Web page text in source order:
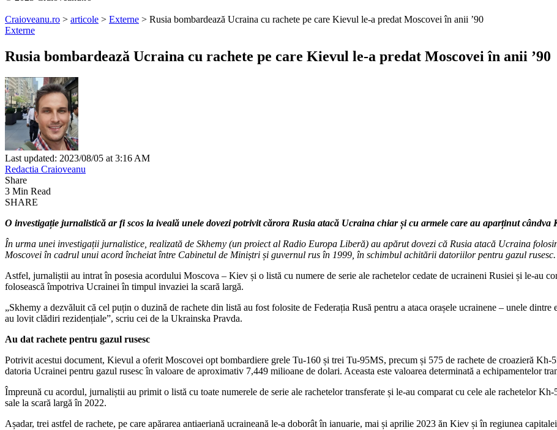
Craioveanu.ro > articole > Externe > Rusia bombardează Ucraina cu rachete pe care Kievul le-a predat Moscovei în anii ’90
Externe
Rusia bombardează Ucraina cu rachete pe care Kievul le-a predat Moscovei în anii ’90
Last updated: 2023/08/05 at 3:16 AM
Redactia Craioveanu
Share
3 Min Read
SHARE
O investigație jurnalistică ar fi scos la iveală unele dovezi potrivit cărora Rusia atacă Ucraina chiar și cu armele care au aparținut cândva
În urma unei investigații jurnalistice, realizată de Skhemy (un proiect al Radio Europa Liberă) au apărut dovezi că Rusia atacă Ucraina
Moscovei în cadrul unui acord încheiat între Cabinetul de Miniștri și guvernul rus în 1999, în schimbul achitării datoriilor pentru gazul rusesc.
Astfel, jurnaliștii au intrat în posesia acordului Moscova – Kiev și o listă cu numere de serie ale rachetelor cedate de ucraineni Rusiei și le-au
folosească împotriva Ucrainei în timpul invaziei la scară largă.
„Skhemy a dezvăluit că cel puțin o duzină de rachete din listă au fost folosite de Federația Rusă pentru a ataca orașele ucrainene – unele
au lovit clădiri rezidențiale”, scriu cei de la Ukrainska Pravda.
Au dat rachete pentru gazul rusesc
Potrivit acestui document, Kievul a oferit Moscovei opt bombardiere grele Tu-160 și trei Tu-95MS, precum și 575 de rachete de croazieră Kh-
datoria Ucrainei pentru gazul rusesc în valoare de aproximativ 7,449 milioane de dolari. Aceasta este valoarea determinată a echipamentelor
Împreună cu acordul, jurnaliștii au primit o listă cu toate numerele de serie ale rachetelor transferate și le-au comparat cu cele ale rachetelor
sale la scară largă în 2022.
Așadar, trei astfel de rachete, pe care apărarea antiaeriană ucraineană le-a doborât în ianuarie, mai și aprilie 2023 ăn Kiev și în regiunea